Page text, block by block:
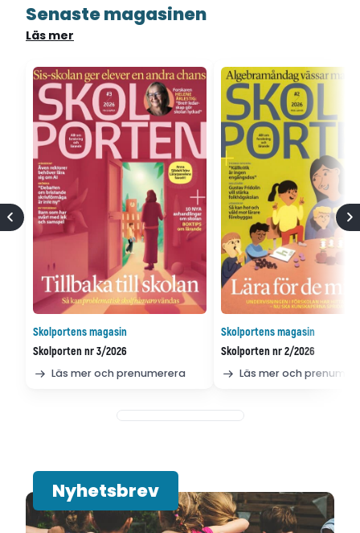
Senaste magasinen
Läs mer
Skolportens magasin
Skolporten nr 3/2026
Läs mer och prenumerera
Skolportens magasin
Skolporten nr 2/2026
Läs mer och
Nyhetsbrev